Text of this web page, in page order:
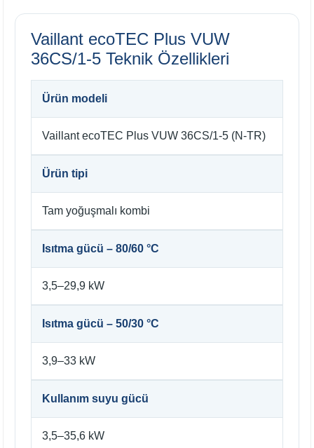
Vaillant ecoTEC Plus VUW
36CS/1-5 Teknik Özellikleri
Ürün modeli
Vaillant ecoTEC Plus VUW 36CS/1-5 (N-TR)
Ürün tipi
Tam yoğuşmalı kombi
Isıtma gücü – 80/60 °C
3,5–29,9 kW
Isıtma gücü – 50/30 °C
3,9–33 kW
Kullanım suyu gücü
3,5–35,6 kW